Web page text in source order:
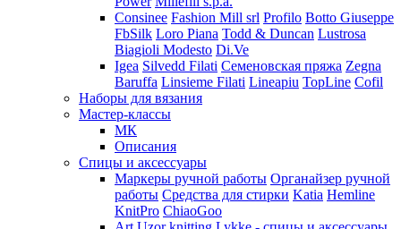
Consinee Fashion Mill srl Profilo Botto Giuseppe
FbSilk Loro Piana Todd & Duncan Lustrosa
Biagioli Modesto Di.Ve
Igea Silvedd Filati Семеновская пряжа Zegna
Baruffa Linsieme Filati Lineapiu TopLine Cofil
Наборы для вязания
Мастер-классы
МК
Описания
Спицы и аксессуары
Маркеры ручной работы Органайзер ручной
работы Средства для стирки Katia Hemline
KnitPro ChiaoGoo